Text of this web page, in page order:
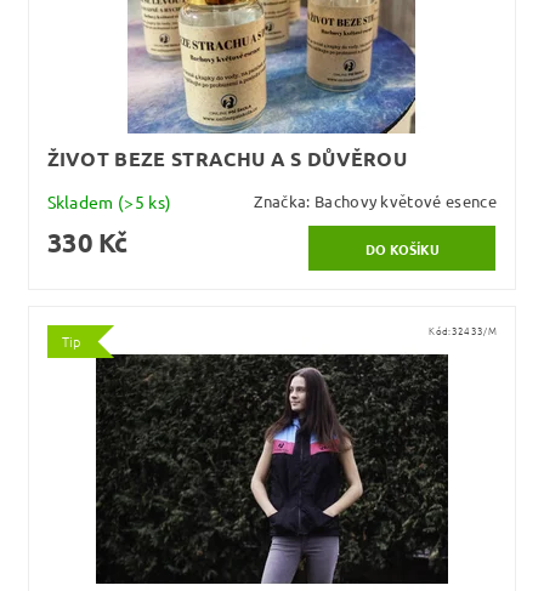
ŽIVOT BEZE STRACHU A S DŮVĚROU
Skladem (>5 ks) Značka: Bachovy květové esence
330 Kč
Tip
Kód:32433/M